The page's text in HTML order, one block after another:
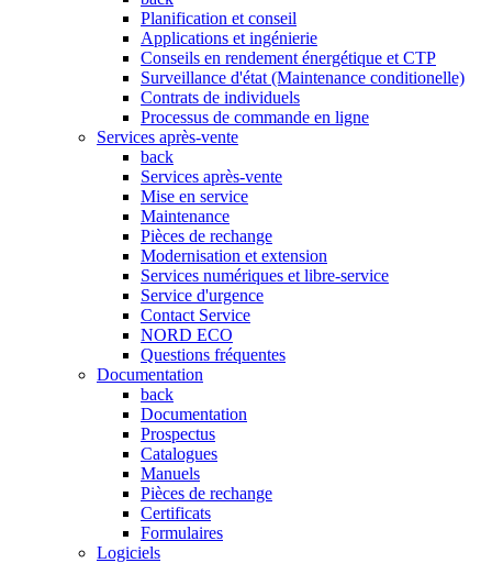
Planification et conseil
Applications et ingénierie
Conseils en rendement énergétique et CTP
Surveillance d'état (Maintenance conditionelle)
Contrats de individuels
Processus de commande en ligne
Services après-vente
back
Services après-vente
Mise en service
Maintenance
Pièces de rechange
Modernisation et extension
Services numériques et libre-service
Service d'urgence
Contact Service
NORD ECO
Questions fréquentes
Documentation
back
Documentation
Prospectus
Catalogues
Manuels
Pièces de rechange
Certificats
Formulaires
Logiciels